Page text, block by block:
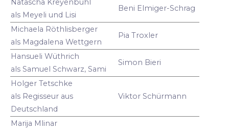
Natascha Kreyenbühl
als Meyeli und Lisi
Beni Elmiger-Schrag
Michaela Röthlisberger
als Magdalena Wettgern
Pia Troxler
Hansueli Wüthrich
als Samuel Schwarz, Sami
Simon Bieri
Holger Tetschke
als Regisseur aus
Deutschland
Viktor Schürmann
Marija Mlinar